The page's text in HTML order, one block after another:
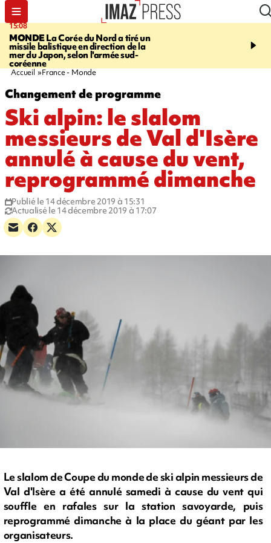
15:08
MONDELa Corée du Nord a tiré un
missile balistique en direction de la
mer du Japon, selon l'armée sud-
coréenne
17:24
est rouvert à la
Accueil France - Monde
Changement de programme
Ski alpin: le slalom
messieurs de Val d'Isère
annulé à cause du vent,
reprogrammé dimanche
Publié le 14 décembre 2019 à 15:31
Actualisé le 14 décembre 2019 à 17:07
Le slalom de Coupe du monde de ski alpin messieurs de
Val d'Isère a été annulé samedi à cause du vent qui
souffle en rafales sur la station savoyarde, puis
reprogrammé dimanche à la place du géant par les
organisateurs.